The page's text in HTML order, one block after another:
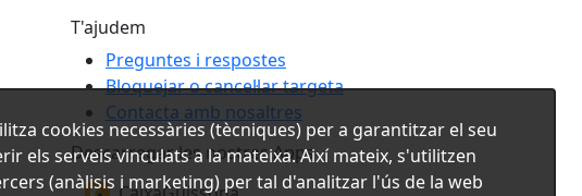
T'ajudem
Preguntes i respostes
Bloquejar o cancel·lar targeta
Contacta amb nosaltres
Descarregar les nostres Apps
cookies necessàries (tècniques) per a garantitzar el seu
els serveis vinculats a la mateixa. Així mateix, s'utilitzen
(anàlisis i marketing) per tal d'analitzar l'ús de la web